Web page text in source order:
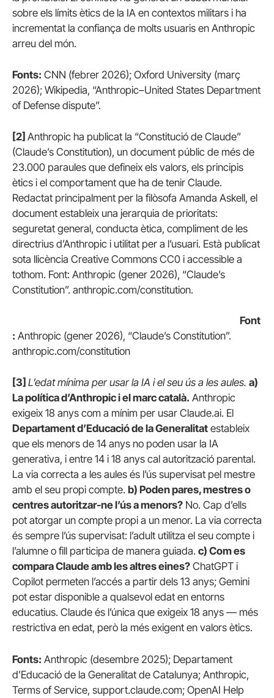
sobre els límits ètics de la IA en contextos militars i ha
incrementat la confiança de molts usuaris en Anthropic
arreu del món.
Fonts: CNN (febrer 2026); Oxford University (març
2026); Wikipedia, “Anthropic–United States Department
of Defense dispute”.
[2] Anthropic ha publicat la “Constitució de Claude”
(Claude’s Constitution), un document públic de més de
23.000 paraules que defineix els valors, els principis
ètics i el comportament que ha de tenir Claude.
Redactat principalment per la filòsofa Amanda Askell, el
document estableix una jerarquia de prioritats:
seguretat general, conducta ètica, compliment de les
directrius d’Anthropic i utilitat per a l’usuari. Està publicat
sota llicència Creative Commons CC0 i accessible a
tothom. Font: Anthropic (gener 2026), “Claude’s
Constitution”. anthropic.com/constitution.
Font
: Anthropic (gener 2026), “Claude’s Constitution”.
anthropic.com/constitution
[3] L’edat mínima per usar la IA i el seu ús a les aules. a)
La política d’Anthropic i el marc català. Anthropic
exigeix 18 anys com a mínim per usar Claude.ai. El
Departament d’Educació de la Generalitat estableix
que els menors de 14 anys no poden usar la IA
generativa, i entre 14 i 18 anys cal autorització parental.
La via correcta a les aules és l’ús supervisat pel mestre
amb el seu propi compte. b) Poden pares, mestres o
centres autoritzar-ne l’ús a menors? No. Cap d’ells
pot atorgar un compte propi a un menor. La via correcta
és sempre l’ús supervisat: l’adult utilitza el seu compte i
l’alumne o fill participa de manera guiada. c) Com es
compara Claude amb les altres eines? ChatGPT i
Copilot permeten l’accés a partir dels 13 anys; Gemini
pot estar disponible a qualsevol edat en entorns
educatius. Claude és l’única que exigeix 18 anys — més
restrictiva en edat, però la més exigent en valors ètics.
Fonts: Anthropic (desembre 2025); Departament
d’Educació de la Generalitat de Catalunya; Anthropic,
Terms of Service, support.claude.com; OpenAI Help